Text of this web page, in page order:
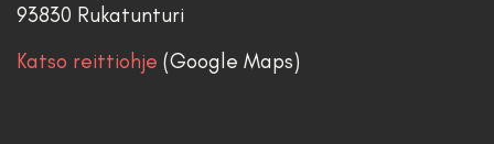
93830 Rukatunturi
Katso reittiohje (Google Maps)